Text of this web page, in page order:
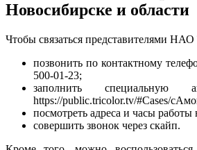
Новосибирске и области
Чтобы связаться представителями НАО
позвонить по контактному
500-01-23;
заполнить
https://public.tricolor.tv/#Cases/
посмотреть адреса и часы
совершить звонок через скайп.